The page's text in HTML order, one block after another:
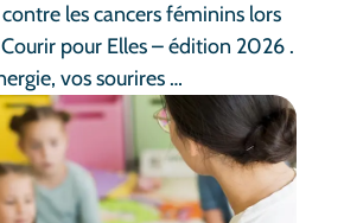
les cancers féminins lors
pour Elles – édition 2026 .
vos sourires …